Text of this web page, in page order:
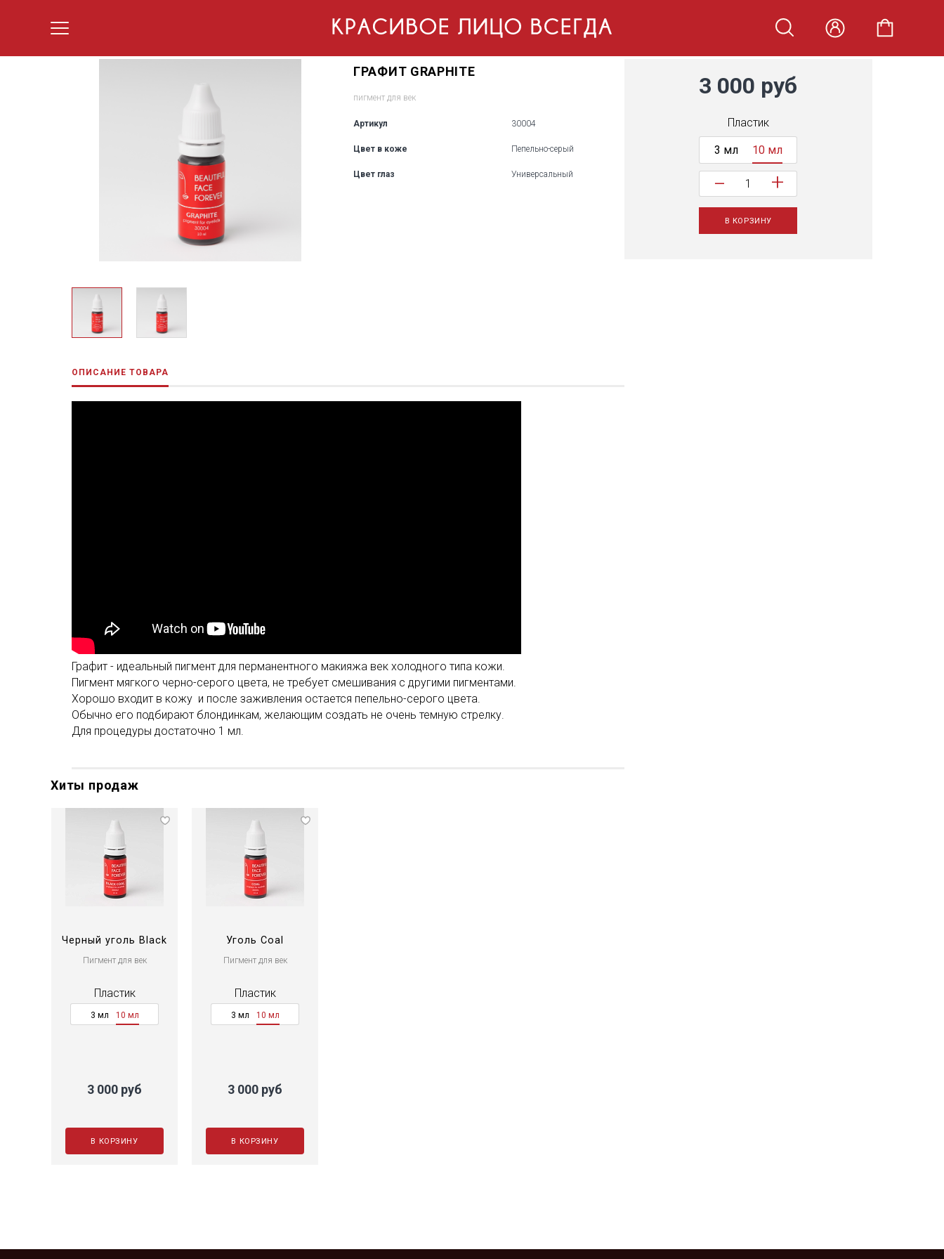
ГРАФИТ GRAPHITE
пигмент для век
Артикул 30004
Цвет в коже Пепельно-серый
Цвет глаз Универсальный
3 000 руб
Пластик
3 мл 10 мл
− +
В КОРЗИНУ
ОПИСАНИЕ ТОВАРА
Графит - идеальный пигмент для перманентного макияжа век холодного типа кожи.
Пигмент мягкого черно-серого цвета, не требует смешивания с другими пигментами.
Хорошо входит в кожу и после заживления остается пепельно-серого цвета.
Обычно его подбирают блондинкам, желающим создать не очень темную стрелку.
Для процедуры достаточно 1 мл.
Хиты продаж
Черный уголь Black
Пигмент для век
Пластик
3 мл 10 мл
3 000 руб
В КОРЗИНУ
Уголь Coal
Пигмент для век
Пластик
3 мл 10 мл
3 000 руб
В КОРЗИНУ